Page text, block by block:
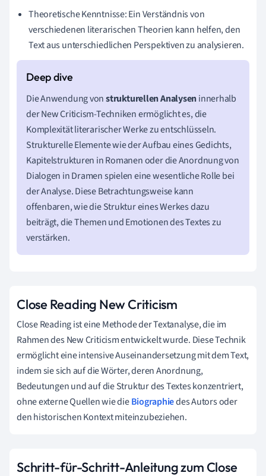
Theoretische Kenntnisse: Ein Verständnis von
verschiedenen literarischen Theorien kann helfen, den
Text aus unterschiedlichen Perspektiven zu analysieren.
Die Anwendung vonstrukturellen Analyseninnerhalb
der New Criticism-Techniken ermöglicht es, die
Komplexität literarischer Werke zu entschlüsseln.
Strukturelle Elemente wie der Aufbau eines Gedichts,
Kapitelstrukturen in Romanen oder die Anordnung von
Dialogen in Dramen spielen eine wesentliche Rolle bei
der Analyse. Diese Betrachtungsweise kann
offenbaren, wie die Struktur eines Werkes dazu
beiträgt, die Themen und Emotionen des Textes zu
verstärken.
Close Reading New Criticism
Close Reading ist eine Methode der Textanalyse, die im
Rahmen des New Criticism entwickelt wurde. Diese Technik
ermöglicht eine intensive Auseinandersetzung mit dem Text,
indem sie sich auf die Wörter, deren Anordnung,
Bedeutungen und auf die Struktur des Textes konzentriert,
ohne externe Quellen wie dieBiographiedes Autors oder
den historischen Kontext miteinzubeziehen.
Schritt-für-Schritt-Anleitung zum Close